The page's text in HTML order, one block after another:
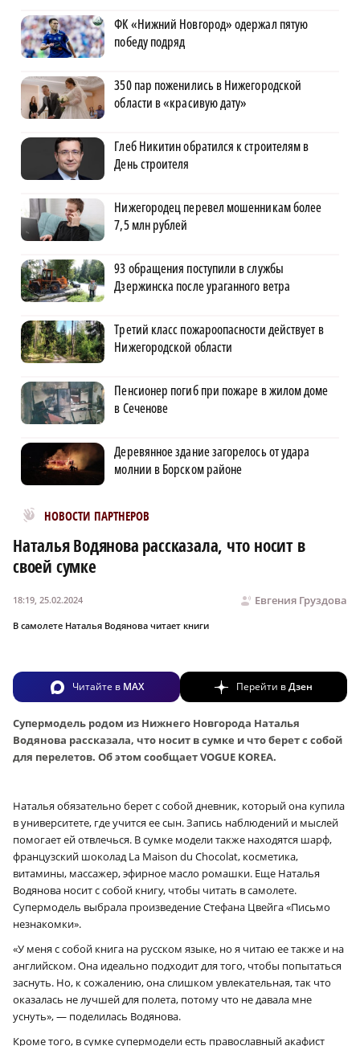
ФК «Нижний Новгород» одержал пятую
победу подряд
350 пар поженились в Нижегородской
области в «красивую дату»
Глеб Никитин обратился к строителям в
День строителя
Нижегородец перевел мошенникам более
7,5 млн рублей
93 обращения поступили в службы
Дзержинска после ураганного ветра
Третий класс пожароопасности действует в
Нижегородской области
Пенсионер погиб при пожаре в жилом доме
в Сеченове
Деревянное здание загорелось от удара
молнии в Борском районе
НОВОСТИ ПАРТНЕРОВ
Новости МирТесен
Наталья Водянова рассказала, что носит в
своей сумке
Евгения Груздова
18:19, 25.02.2024
В самолете Наталья Водянова читает книги
Читайте в MAX Перейти вДзен
Супермодель родом из Нижнего Новгорода Наталья
Водянова рассказала, что носит в сумке и что берет с собой
для перелетов. Об этом сообщает VOGUE KOREA.
Наталья обязательно берет с собой дневник, который она купила
в университете, где учится ее сын. Запись наблюдений и мыслей
помогает ей отвлечься. В сумке модели также находятся шарф,
французский шоколад La Maison du Chocolat, косметика,
витамины, массажер, эфирное масло ромашки. Еще Наталья
Водянова носит с собой книгу, чтобы читать в самолете.
Супермодель выбрала произведение Стефана Цвейга «Письмо
незнакомки».
«У меня с собой книга на русском языке, но я читаю ее также и на
английском. Она идеально подходит для того, чтобы попытаться
заснуть. Но, к сожалению, она слишком увлекательная, так что
оказалась не лучшей для полета, потому что не давала мне
уснуть», — поделилась Водянова.
Кроме того, в сумке супермодели есть православный акафист